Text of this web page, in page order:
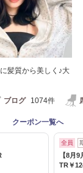
髪質から美しく♪大
ブログ 1074件
クーポン一覧へ
全員
【8月
TR￥